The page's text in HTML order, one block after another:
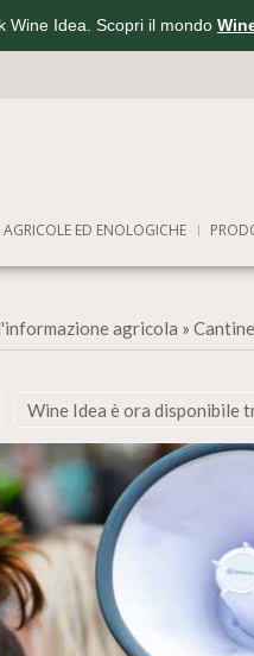
Wine Idea. Scopri il mondo
ED ENOLOGICHE
agricola »
Wine Idea è ora disponibile